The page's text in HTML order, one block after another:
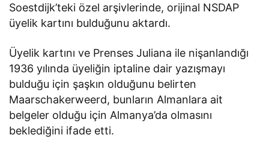
Soestdijk’teki özel arşivlerinde, orijinal NSDAP
üyelik kartını bulduğunu aktardı.
Üyelik kartını ve Prenses Juliana ile nişanlandığı
1936 yılında üyeliğin iptaline dair yazışmayı
bulduğu için şaşkın olduğunu belirten
Maarschakerweerd, bunların Almanlara ait
belgeler olduğu için Almanya’da olmasını
beklediğini ifade etti.